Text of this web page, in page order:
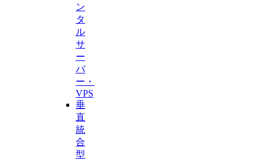
ン
タ
ル
サ
ー
バ
ー・
VPS
垂
直
統
合
型